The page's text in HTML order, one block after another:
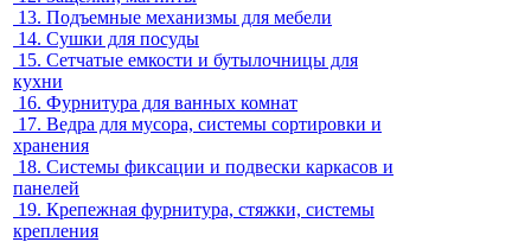
13. Подъемные механизмы для мебели
14. Сушки для посуды
15. Сетчатые емкости и бутылочницы для
кухни
16. Фурнитура для ванных комнат
17. Ведра для мусора, системы сортировки и
хранения
18. Системы фиксации и подвески каркасов и
панелей
19. Крепежная фурнитура, стяжки, системы
крепления